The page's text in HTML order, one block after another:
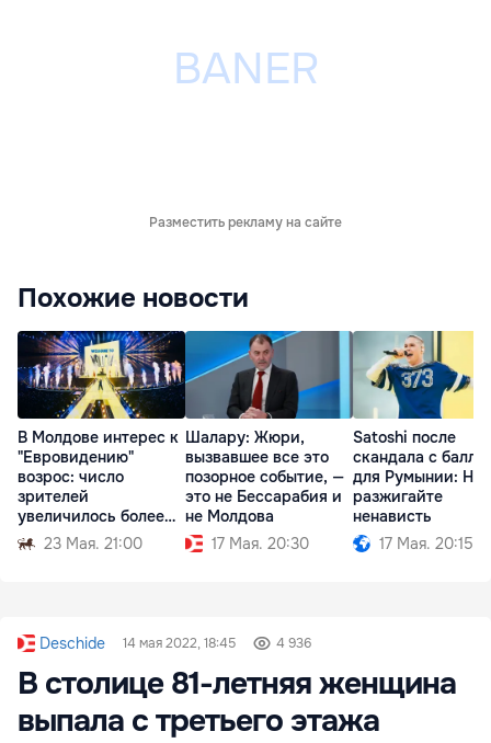
Разместить рекламу на сайте
Похожие новости
В Молдове интерес к
"Евровидению"
возрос: число
зрителей
увеличилось более
чем вдвое
23 Мая. 21:00
Шалару: Жюри,
вызвавшее все это
позорное событие, —
это не Бессарабия и
не Молдова
17 Мая. 20:30
Satoshi после
скандала с
для Румынии: Не
разжигайте
ненависть
17 Мая. 20:15
Deschide 14 мая 2022, 18:45 4 936
В столице 81-летняя женщина
выпала с третьего этажа